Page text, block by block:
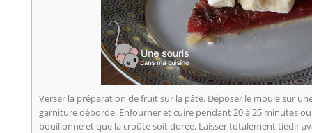
Verser la préparation de fruit sur la pâte. Déposer le moule sur
garniture déborde. Enfourner et cuire pendant 20 à 25 minutes
bouillonne et que la croûte soit dorée. Laisser totalement tiédir